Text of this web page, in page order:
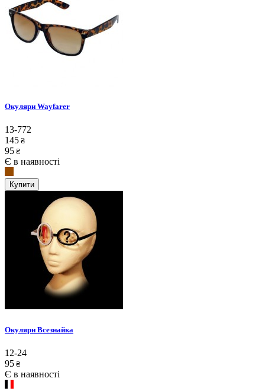
Окуляри Wayfarer
13-772
145 ₴
95 ₴
Є в наявності
Купити
Окуляри Всезнайка
12-24
95 ₴
Є в наявності